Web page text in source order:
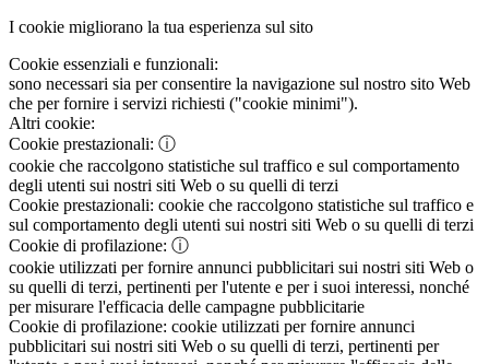
I cookie migliorano la tua esperienza sul sito
Cookie essenziali e funzionali:
sono necessari sia per consentire la navigazione sul nostro sito Web
che per fornire i servizi richiesti ("cookie minimi").
Altri cookie:
Cookie prestazionali: ⓘ
cookie che raccolgono statistiche sul traffico e sul comportamento
degli utenti sui nostri siti Web o su quelli di terzi
Cookie prestazionali: cookie che raccolgono statistiche sul traffico e
sul comportamento degli utenti sui nostri siti Web o su quelli di terzi
Cookie di profilazione: ⓘ
cookie utilizzati per fornire annunci pubblicitari sui nostri siti Web o
su quelli di terzi, pertinenti per l'utente e per i suoi interessi, nonché
per misurare l'efficacia delle campagne pubblicitarie
Cookie di profilazione: cookie utilizzati per fornire annunci
pubblicitari sui nostri siti Web o su quelli di terzi, pertinenti per